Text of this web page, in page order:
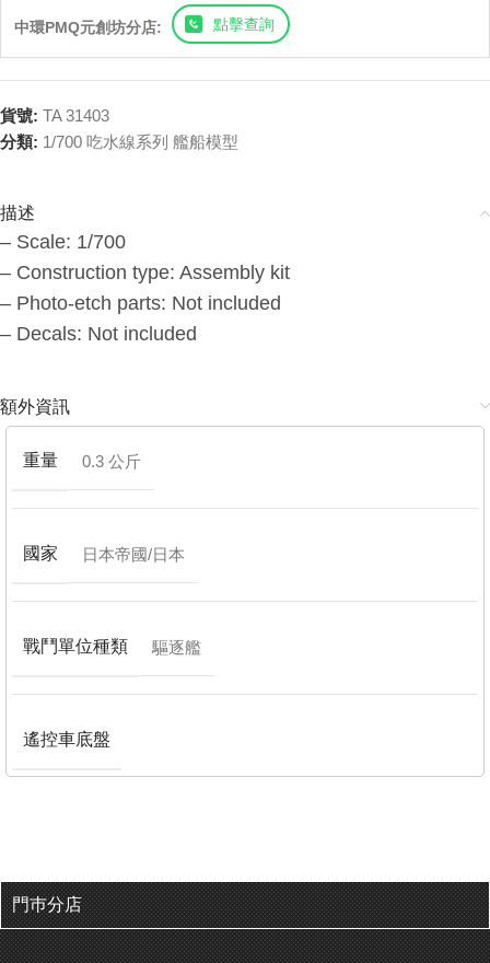
中環PMQ元創坊分店: 點擊查詢
貨號: TA 31403
分類: 1/700 吃水線系列 艦船模型
描述
– Scale: 1/700
– Construction type: Assembly kit
– Photo-etch parts: Not included
– Decals: Not included
額外資訊
重量 0.3 公斤
國家 日本帝國/日本
戰鬥單位種類 驅逐艦
遙控車底盤
門巿分店